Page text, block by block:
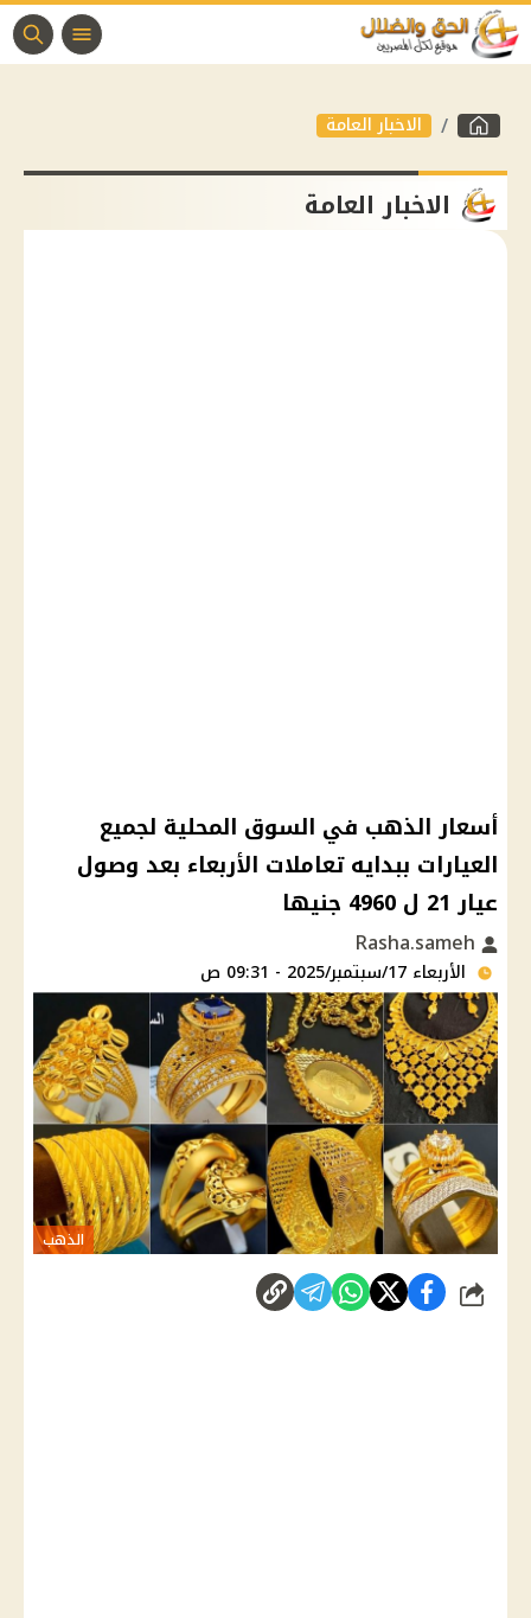
الاخبار العامة
الاخبار العامة
أسعار الذهب في السوق المحلية لجميع
العيارات ببدايه تعاملات الأربعاء بعد وصول
عيار 21 ل 4960 جنيها
الأربعاء 17/سبتمبر/2025 - 09:31 ص
الذهب
شارك